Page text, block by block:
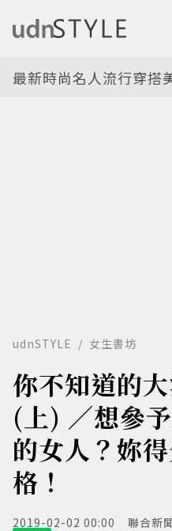
最新時尚名人流行穿搭
udnSTYLE 女生書坊
你不知道的
(上) ／想參
的女人？妳
格！
2019-02-02 00:00 聯合新